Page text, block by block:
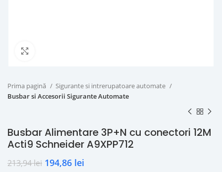
Prima pagină
Sigurante si intrerupatoare automate
Busbar si Accesorii Sigurante Automate
Busbar Alimentare 3P+N cu conectori 12M
Acti9 Schneider A9XPP712
213,94lei 194,86 lei